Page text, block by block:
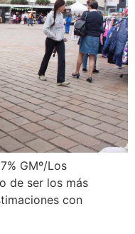
GMº/Los
de ser los más
con